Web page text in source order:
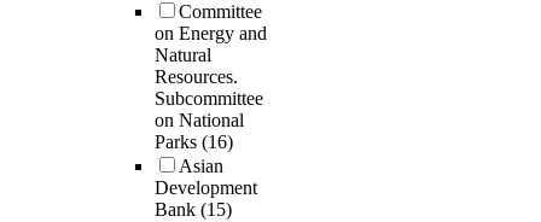
Committee
on Energy and
Natural
Resources.
Subcommittee
on National
Parks (16)
Asian
Development
Bank (15)